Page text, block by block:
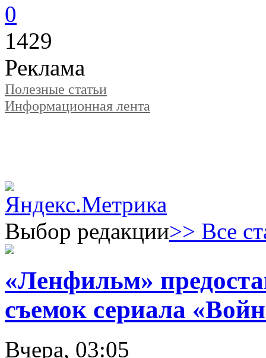
0
1429
Реклама
Полезные статьи
Информационная лента
Выбор редакции>> Все
«Ленфильм»
съемок сериала
Вчера, 03:05